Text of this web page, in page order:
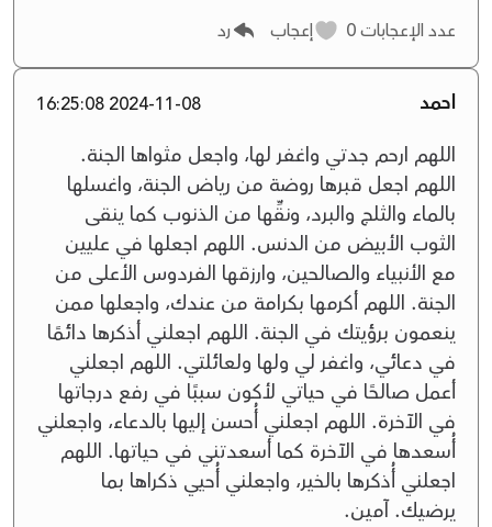
عدد الإعجابات إعجاب رد
احمد 2024-11-08 16:25:08
اللهم ارحم جدتي واغفر لها، واجعل مثواها الجنة.
اللهم اجعل قبرها روضة من رياض الجنة، واغسلها
بالماء والثلج والبرد، ونقِّها من الذنوب كما ينقى
الثوب الأبيض من الدنس. اللهم اجعلها في عليين
مع الأنبياء والصالحين، وارزقها الفردوس الأعلى من
الجنة. اللهم أكرمها بكرامة من عندك، واجعلها ممن
ينعمون برؤيتك في الجنة. اللهم اجعلني أذكرها دائمًا
في دعائي، واغفر لي ولها ولعائلتي. اللهم اجعلني
أعمل صالحًا في حياتي لأكون سببًا في رفع درجاتها
في الآخرة. اللهم اجعلني أُحسن إليها بالدعاء، واجعلني
أُسعدها في الآخرة كما أسعدتني في حياتها. اللهم
اجعلني أُذكرها بالخير، واجعلني أُحيي ذكراها بما
يرضيك. آمين.